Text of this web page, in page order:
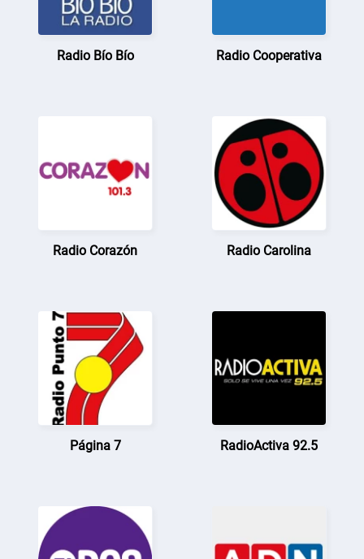
Radio Bío Bío Radio Cooperativa
Radio Corazón Radio Carolina
Página 7 RadioActiva 92.5